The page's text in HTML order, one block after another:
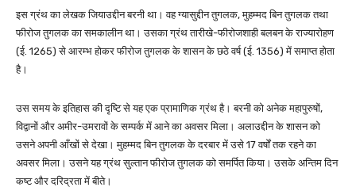
इस ग्रंथ का लेखक जियाउद्दीन बरनी था। वह ग्यासुद्दीन तुगलक, मुहम्मद बिन तुगलक तथा
फीरोज तुगलक का समकालीन था। उसका ग्रंथ तारीखे-फीरोजशाही बलबन के राज्यारोहण
(ई. 1265) से आरम्भ होकर फीरोज तुगलक के शासन के छठे वर्ष (ई. 1356) में समाप्त होता
है।
उस समय के इतिहास की दृष्टि से यह एक प्रामाणिक ग्रंथ है। बरनी को अनेक महापुरुषों,
विद्वानों और अमीर-उमरावों के सम्पर्क में आने का अवसर मिला। अलाउद्दीन के शासन को
उसने अपनी आँखों से देखा। मुहम्मद बिन तुगलक के दरबार में उसे 17 वर्षों तक रहने का
अवसर मिला। उसने यह ग्रंथ सुल्तान फीरोज तुगलक को समर्पित किया। उसके अन्तिम दिन
कष्ट और दरिद्रता में बीते।